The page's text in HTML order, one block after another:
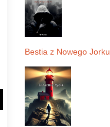
Bestia z Nowego Jorku